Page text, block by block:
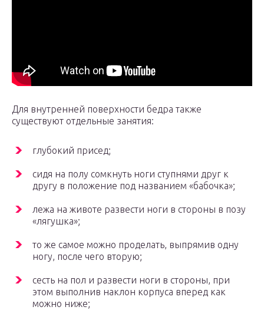
Для внутренней поверхности бедра также
существуют отдельные занятия:
глубокий присед;
сидя на полу сомкнуть ноги ступнями друг к
другу в положение под названием «бабочка»;
лежа на животе развести ноги в стороны в позу
«лягушка»;
то же самое можно проделать, выпрямив одну
ногу, после чего вторую;
сесть на пол и развести ноги в стороны, при
этом выполнив наклон корпуса вперед как
можно ниже;